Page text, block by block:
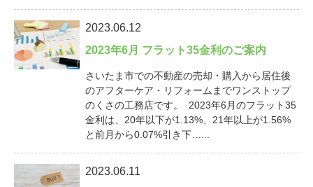
2023.06.12
2023年6月 フラット35金利のご案内
さいたま市での不動産の売却・購入から居住後
のアフターケア・リフォームまでワンストップ
のくさの工務店です。 2023年6月のフラット35
金利は、20年以下が1.13%、21年以上が1.56%
と前月から0.07%引き下…...
2023.06.11